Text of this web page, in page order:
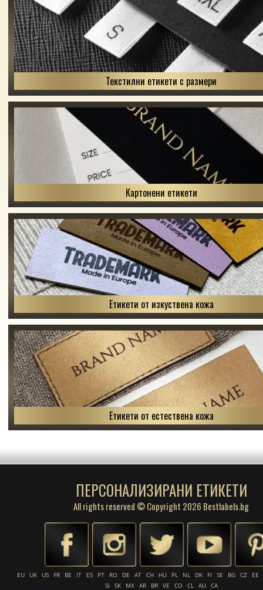
Текстилни етикети с размери
Картонени етикети
Етикети от изкуствена кожа
Етикети от естествена кожа
ПЕРСОНАЛИЗИРАНИ ЕТИКЕТИ
All rights reserved © Copyright 2026 Bestlabels.bg
EU UK US FR BE IT ES PT RO DE AT CH HU PL NL DK FI SE BG CZ
EE
SI
SK MX AR BR VE CO CL AU CA